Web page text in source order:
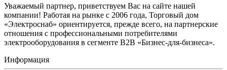
Уважаемый партнер, приветствуем Вас на сайте нашей
компании! Работая на рынке с 2006 года, Торговый дом
«Электроснаб» ориентируется, прежде всего, на партнерские
отношения с профессиональными потребителями
электрооборудования в сегменте B2B «Бизнес-для-бизнеса».
Информация